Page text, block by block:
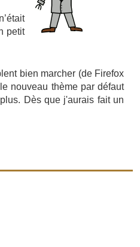
petit
bien marcher (de Firefox
nouveau thème par défaut
Dès que j'aurais fait un